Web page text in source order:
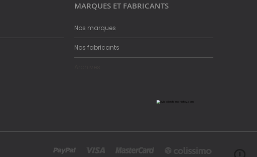
MARQUES ET FABRICANTS
Nos marques
Nos fabricants